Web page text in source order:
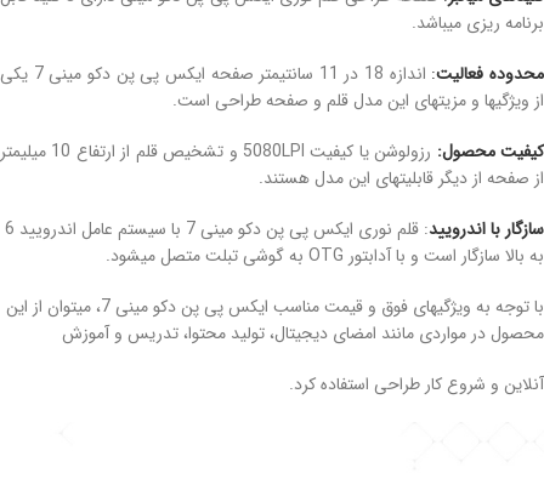
برنامه ریزی میباشد.
محدوده فعالیت:
اندازه 18 در 11 سانتیمتر صفحه ایکس پی پن دکو مینی 7 یکی
از ویژگیها و مزیتهای این مدل قلم و صفحه طراحی است.
کیفیت محصول:
رزولوشن یا کیفیت 5080LPI و تشخیص قلم از ارتفاع 10 میلیمتر
از صفحه از دیگر قابلیتهای این مدل هستند.
سازگار با اندرویید
: قلم نوری ایکس پی پن دکو مینی 7 با سیستم عامل اندرویید 6
به بالا سازگار است و با آدابتور OTG به گوشی تبلت متصل میشود.
با توجه به ویژگیهای فوق و قیمت مناسب ایکس پی پن دکو مینی 7، میتوان از این
محصول در مواردی مانند امضای دیجیتال، تولید محتوا، تدریس و آموزش
آنلاین و شروع کار طراحی استفاده کرد.